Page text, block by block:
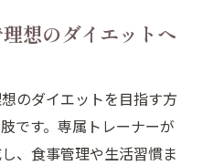
ムの違いを比較
身エステの違いを徹底
い方が選ぶべき痩身法
想のダイエットへ
のダイエットを目指す方
です。専属トレーナーが
、食事管理や生活習慣ま